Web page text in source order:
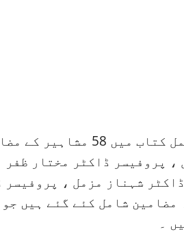
جلد مارکیٹ میں آنے والی ہے 370 صفحات پر
پروفیسر ڈاکٹر مختار ظفر
شہناز مزمل ، پروفیسر
شامل کئے گئے ہیں
۔